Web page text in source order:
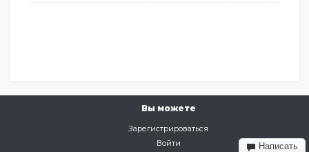
Вы можете
Зарегистрироваться
Войти
Написать